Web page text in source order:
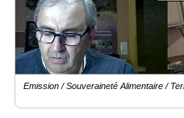
Emission / Souveraineté Alimentaire /